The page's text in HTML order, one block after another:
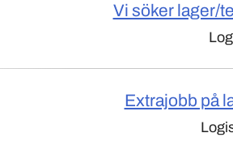
Vi söker lager/
Extrajobb på